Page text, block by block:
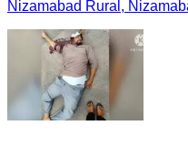
Nizamabad Rural,